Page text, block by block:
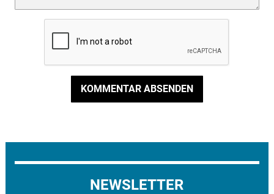
KOMMENTAR ABSENDEN
NEWSLETTER